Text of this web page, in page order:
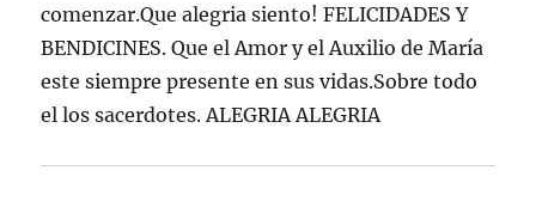
comenzar.Que alegria siento! FELICIDADES Y
BENDICINES. Que el Amor y el Auxilio de María
este siempre presente en sus vidas.Sobre todo
el los sacerdotes. ALEGRIA ALEGRIA